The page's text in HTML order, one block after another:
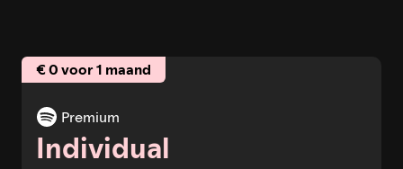
€ 0 voor 1 maand
Premium
Individual